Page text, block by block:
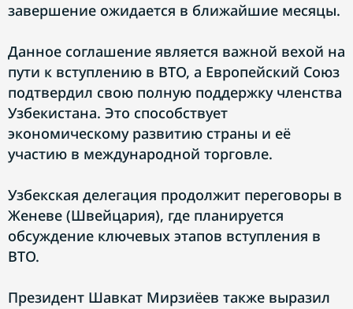
завершение ожидается в ближайшие месяцы.
Данное соглашение является важной вехой на
пути к вступлению в ВТО, а Европейский Союз
подтвердил свою полную поддержку членства
Узбекистана. Это способствует
экономическому развитию страны и её
участию в международной торговле.
Узбекская делегация продолжит переговоры в
Женеве (Швейцария), где планируется
обсуждение ключевых этапов вступления в
ВТО.
Президент Шавкат Мирзиёев также выразил